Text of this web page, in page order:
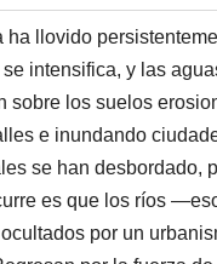
k
e
d
I
n
i
l
e
a
d
s
ha llovido
se intensifica, y las
sobre los suelos
e inundando
se han desbordado,
es que los ríos
por un